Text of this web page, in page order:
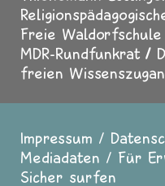
Freie
MDR-Rundfunkrat
freien
Fußzeile
Impressum
Mediadaten
Für
Sicher surfen